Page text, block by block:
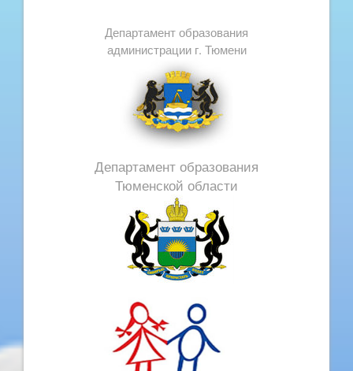
Департамент образования
администрации г. Тюмени
Департамент образования
Тюменской области